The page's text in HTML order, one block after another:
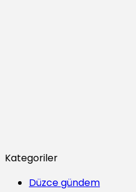
Kategoriler
Düzce gündem